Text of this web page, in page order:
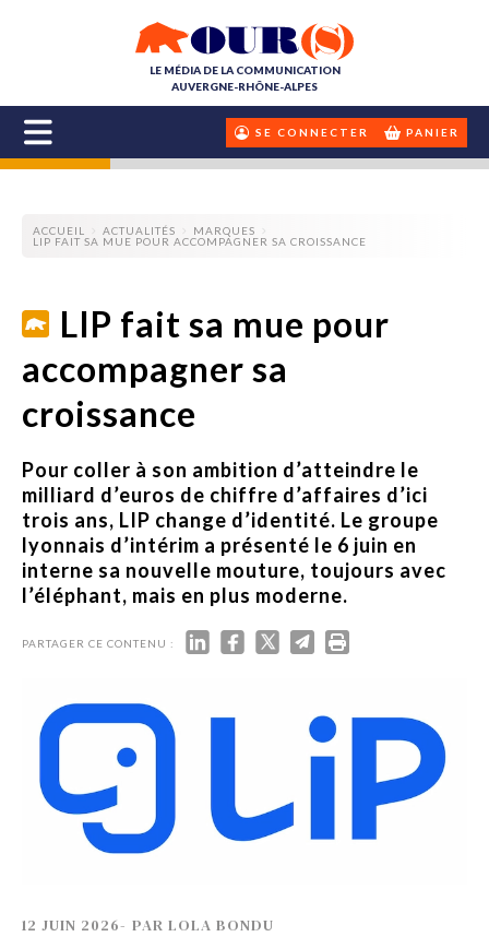
LE MÉDIA DE LA COMMUNICATION
AUVERGNE-RHÔNE-ALPES
SE CONNECTER PANIER
ACCUEIL ACTUALITÉS
MARQUES
LIP FAIT SA MUE POUR ACCOMPAGNER SA CROISSANCE
LIP fait sa mue pour
accompagner sa
croissance
Pour coller à son ambition d’atteindre le
milliard d’euros de chiffre d’affaires d’ici
trois ans, LIP change d’identité. Le groupe
lyonnais d’intérim a présenté le 6 juin en
interne sa nouvelle mouture, toujours avec
l’éléphant, mais en plus moderne.
PARTAGER CE CONTENU :
12 JUIN 2026- PAR LOLA BONDU